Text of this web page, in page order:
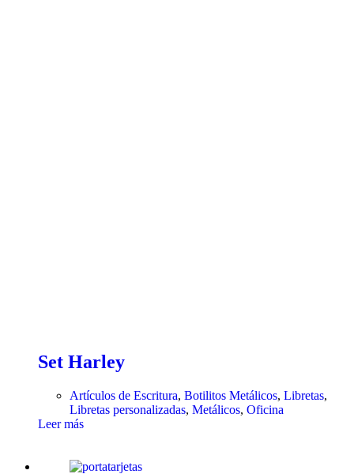
Set Harley
Artículos de Escritura, Botilitos Metálicos, Libretas,
Libretas personalizadas, Metálicos, Oficina
Leer más